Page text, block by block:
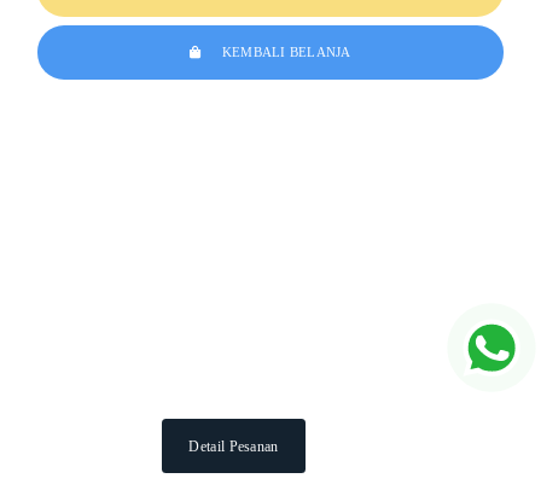
Detail Pesanan
KEMBALI BELANJA